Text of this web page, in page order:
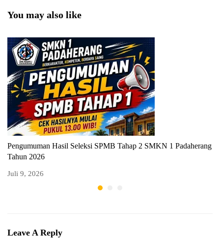
You may also like
Pengumuman Hasil Seleksi SPMB Tahap 2 SMKN 1 Padaherang
Tahun 2026
Juli 9, 2026
Leave A Reply